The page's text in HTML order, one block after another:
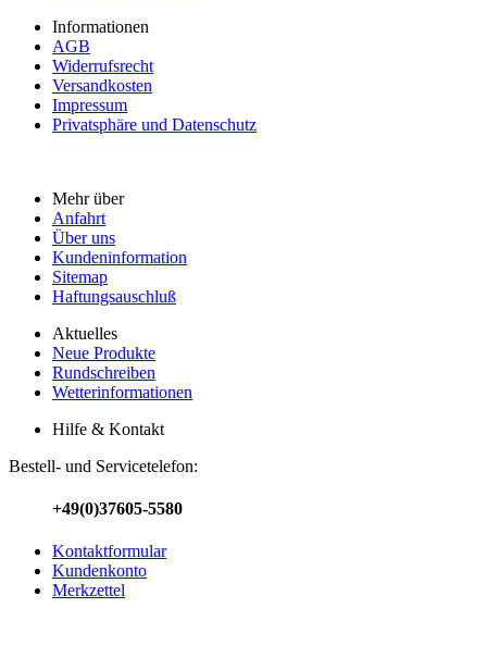
Informationen
AGB
Widerrufsrecht
Versandkosten
Impressum
Privatsphäre und Datenschutz
Mehr über
Anfahrt
Über uns
Kundeninformation
Sitemap
Haftungsauschluß
Aktuelles
Neue Produkte
Rundschreiben
Wetterinformationen
Hilfe & Kontakt
Bestell- und Servicetelefon:
+49(0)37605-5580
Kontaktformular
Kundenkonto
Merkzettel